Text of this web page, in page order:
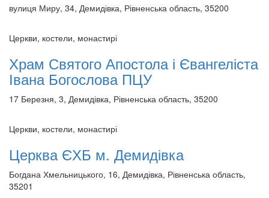
вулиця Миру, 34, Демидівка, Рівненська область, 35200
Церкви, костели, монастирі
Храм Святого Апостола і Євангеліста
Івана Богослова ПЦУ
17 Березня, 3, Демидівка, Рівненська область, 35200
Церкви, костели, монастирі
Церква ЄХБ м. Демидівка
Богдана Хмельницького, 16, Демидівка, Рівненська область,
35201